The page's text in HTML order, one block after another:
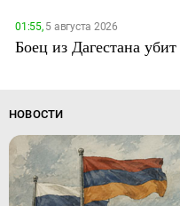
01:55,5 августа 2026
Боец из Дагестана
НОВОСТИ